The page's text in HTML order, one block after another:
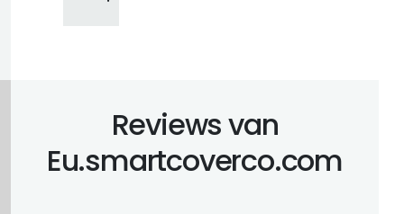
Reviews van
Eu.smartcoverco.com